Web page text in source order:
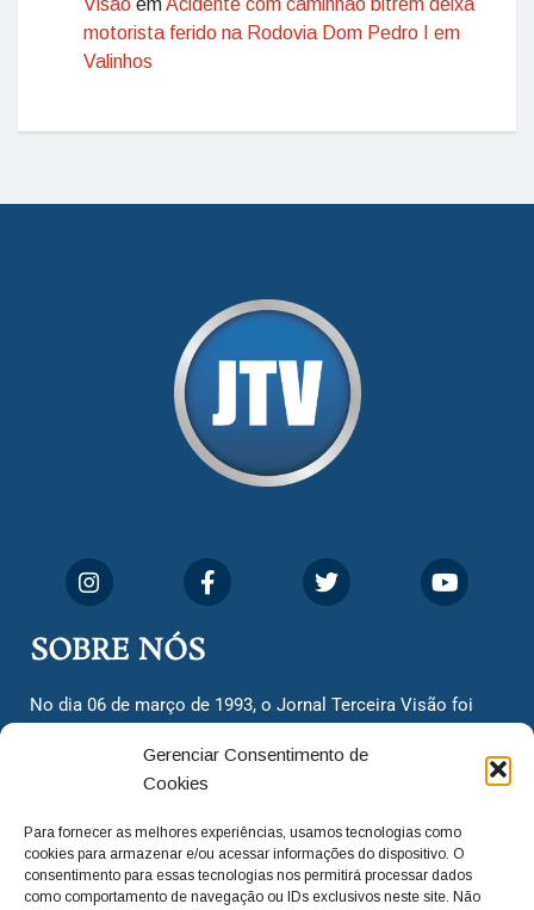
Gerenciar Consentimento de
Cookies
Para fornecer as melhores experiências, usamos tecnologias como
cookies para armazenar e/ou acessar informações do dispositivo. O
consentimento para essas tecnologias nos permitirá processar dados
como comportamento de navegação ou IDs exclusivos neste site. Não
Visão emAcidente com caminhão bitrem deixa
motorista ferido na Rodovia Dom Pedro I em
Valinhos
SOBRE NÓS
No dia 06 de março de 1993, o Jornal Terceira Visão foi
cidadãos valinhenses, já que naquela época só existiam
dois jornais. Há mais de 30 anos, o jornal continua
com o foco de trazer as melhores notícias. Nunca
deixamos de lado as necessidades do cidadão, sempre
questionando os órgãos públicos em busca de melhorias